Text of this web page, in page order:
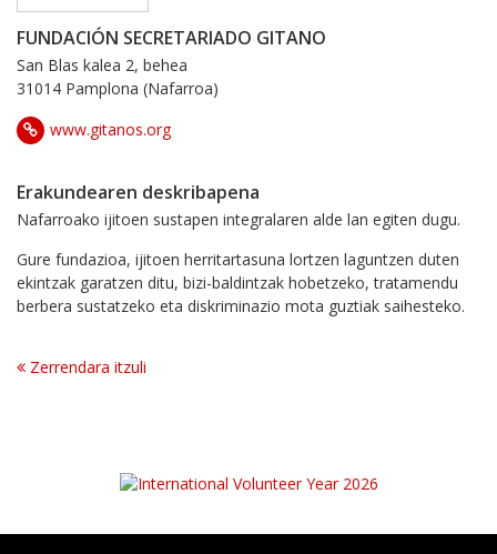
FUNDACIÓN SECRETARIADO GITANO
San Blas kalea 2, behea
31014 Pamplona (Nafarroa)
www.gitanos.org
Erakundearen deskribapena
Nafarroako ijitoen sustapen integralaren alde lan egiten dugu.
Gure fundazioa, ijitoen herritartasuna lortzen laguntzen duten
ekintzak garatzen ditu, bizi-baldintzak hobetzeko, tratamendu
berbera sustatzeko eta diskriminazio mota guztiak saihesteko.
Zerrendara itzuli